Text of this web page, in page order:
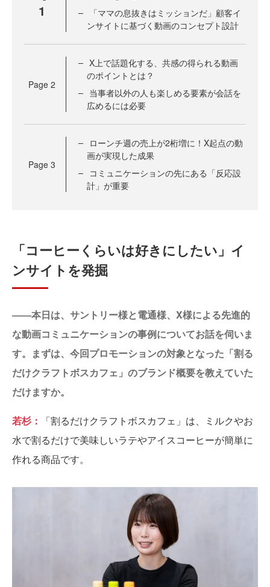
1
「ママの息抜きはミッションだ」顧客イ
ンサイトに基づく動画のコンセプト設計
Page 2
X上で話題化する、共感の得られる動画
のポイントとは？
当事者以外の人も楽しめる要素が会話を
広めるには必要
Page 3
ローンチ週の売上が2桁増に！X起点の動
画が実現した成果
コミュニケーションの先にある「反応設
計」が重要
「コーヒーくらいは好きにしたい」イ
ンサイトを発掘
――本日は、サントリー様と電通様、X様による先進的
な動画コミュニケーションの事例についてお話を伺いま
す。まずは、今回プロモーションの対象となった「割る
だけクラフトボスカフェ」のブランド概要を教えていた
だけますか。
若杉：
「割るだけクラフトボスカフェ」は、ミルクやお
水で割るだけで美味しいラテやアイスコーヒーが簡単に
作れる商品です。